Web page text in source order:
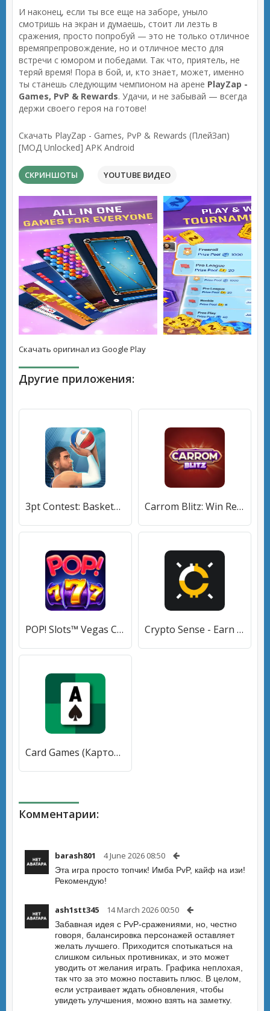
И наконец, если ты все еще на заборе, уныло
смотришь на экран и думаешь, стоит ли лезть в
сражения, просто попробуй — это не только отличное
времяпрепровождение, но и отличное место для
встречи с юмором и победами. Так что, приятель, не
теряй время! Пора в бой, и, кто знает, может, именно
ты станешь следующим чемпионом на арене PlayZap -
Games, PvP & Rewards. Удачи, и не забывай — всегда
держи своего героя на готове!
Скачать PlayZap - Games, PvP & Rewards (ПлейЗап)
[МОД Unlocked] APK Android
СКРИНШОТЫ YOUTUBE ВИДЕО
Скачать оригинал из Google Play
Другие приложения:
3pt Contest: Basketball Games [МОД Все открыто] APK Android Carrom Blitz: Win Rewards (Карром Блиц) [МОД Premium] APK Android
POP! Slots™ Vegas Casino Games [МОД Mega Pack] APK Android Crypto Sense - Earn Rewards (Крипто Сенс) [МОД Unlocked] APK Android
Card Games (Карточные игры) [МОД Mega Pack] APK Android
Комментарии:
barash801 4 June 2026 08:50
Эта игра просто топчик! Имба PvP, кайф на изи!
Рекомендую!
ash1stt345 14 March 2026 00:50
Забавная идея с PvP-сражениями, но, честно
говоря, балансировка персонажей оставляет
желать лучшего. Приходится спотыкаться на
слишком сильных противниках, и это может
уводить от желания играть. Графика неплохая,
так что за это можно поставить плюс. В целом,
если устраивает ждать обновления, чтобы
увидеть улучшения, можно взять на заметку.